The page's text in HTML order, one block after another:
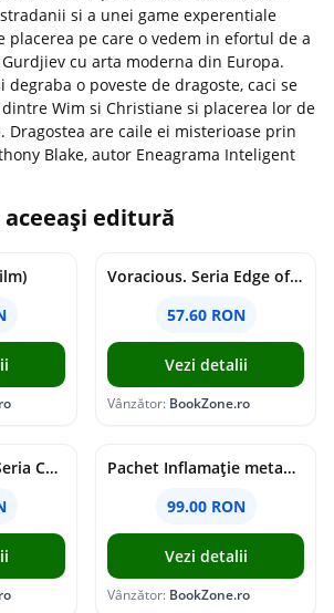
si a unei game experentiale
placerea pe care o vedem in efortul de a
cu arta moderna din Europa.
degraba o poveste de dragoste, caci se
Wim si Christiane si placerea lor de
Dragostea are caile ei misterioase prin
Blake, autor Eneagrama Inteligent
editură
Voracious. Seria Edge of Darkness Vol.2
57.60 RON
Vezi detalii
Vânzător: BookZone.ro
Efectul Graham. Seria Campus Diaries Vol.1
Pachet Inflamație metabolism și creier
99.00 RON
Vezi detalii
Vânzător: BookZone.ro